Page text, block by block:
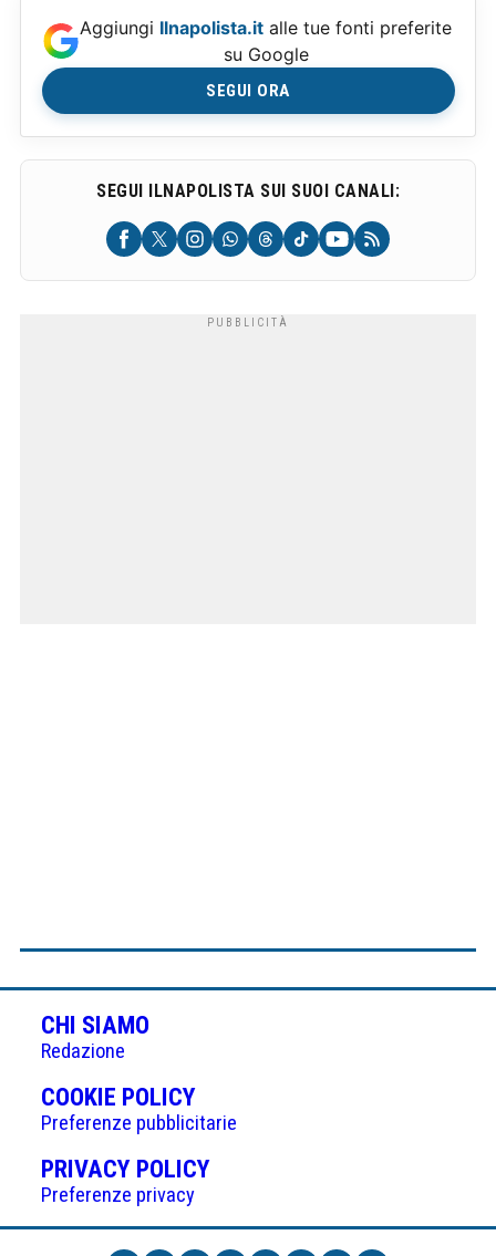
Aggiungi Ilnapolista.it alle tue fonti preferite
su Google
SEGUI ORA
SEGUI ILNAPOLISTA SUI SUOI CANALI:
CHI SIAMO
Redazione
COOKIE POLICY(APRE
IN
UNA
NUOVA
Preferenze pubblicitarie
PRIVACY POLICY(APRE
UNA
Preferenze privacy